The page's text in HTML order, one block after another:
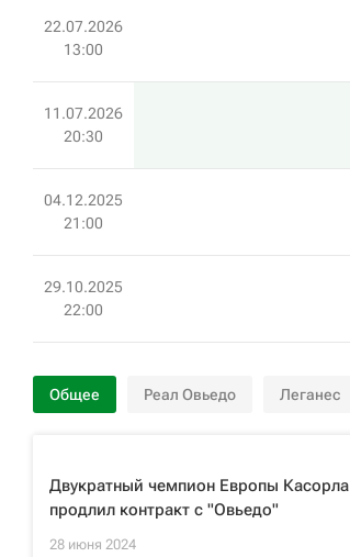
22.07.2026
13:00
11.07.2026
20:30
04.12.2025
21:00
29.10.2025
22:00
Общее Реал Овьедо Леганес
Двукратный чемпион Европы Касорла
продлил контракт с "Овьедо"
28 июня 2024